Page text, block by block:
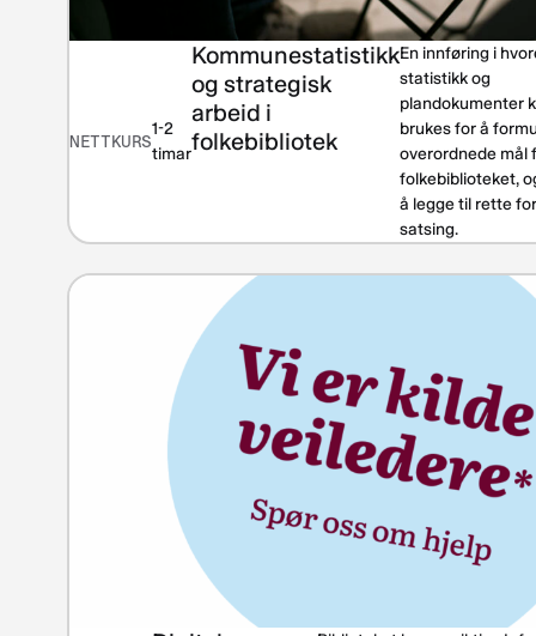
NETTKURS
1-2
timar
Kommunestatistikk
og strategisk
arbeid i
folkebibliotek
En innføring i
statistikk og
plandokumenter
brukes for å
overordnede mål
folkebiblioteket,
å legge til rette
satsing.